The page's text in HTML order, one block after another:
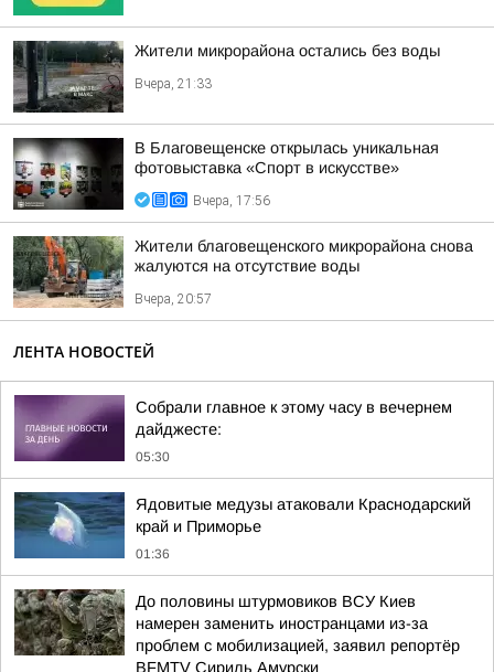
Жители микрорайона остались без воды
Вчера, 21:33
В Благовещенске открылась уникальная
фотовыставка «Спорт в искусстве»
Вчера, 17:56
Жители благовещенского микрорайона снова
жалуются на отсутствие воды
Вчера, 20:57
ЛЕНТА НОВОСТЕЙ
Собрали главное к этому часу в вечернем
дайджесте:
05:30
Ядовитые медузы атаковали Краснодарский
край и Приморье
01:36
До половины штурмовиков ВСУ Киев
намерен заменить иностранцами из-за
проблем с мобилизацией, заявил репортёр
BFMTV Сириль Амурски